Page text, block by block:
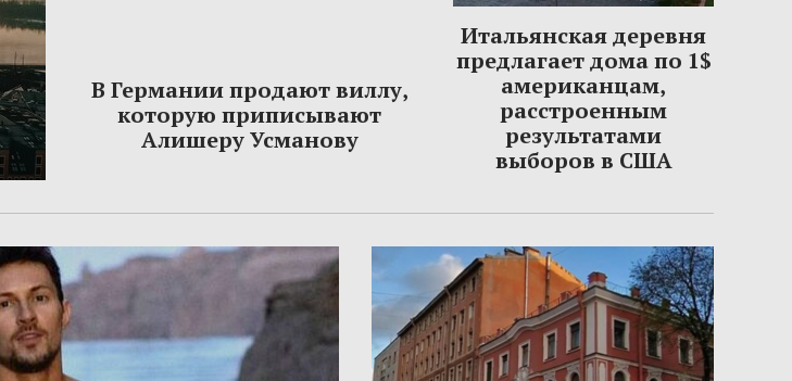
В Германии продают виллу,
которую приписывают
Алишеру Усманову
Итальянская деревня
предлагает дома по 1$
американцам,
расстроенным
результатами
выборов в США